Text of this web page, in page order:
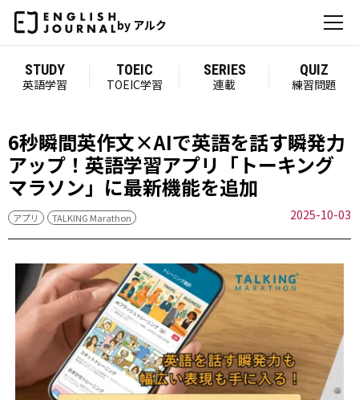
by アルク
STUDY
英語学習
TOEIC
TOEIC学習
SERIES
連載
QUIZ
練習問題
6秒瞬間英作文×AIで英語を話す瞬発力
アップ！英語学習アプリ「トーキング
マラソン」に最新機能を追加
アプリ TALKING Marathon 2025-10-03